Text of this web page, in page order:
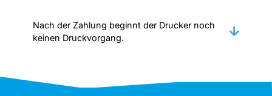
Nach der Zahlung beginnt der Drucker noch
keinen Druckvorgang.